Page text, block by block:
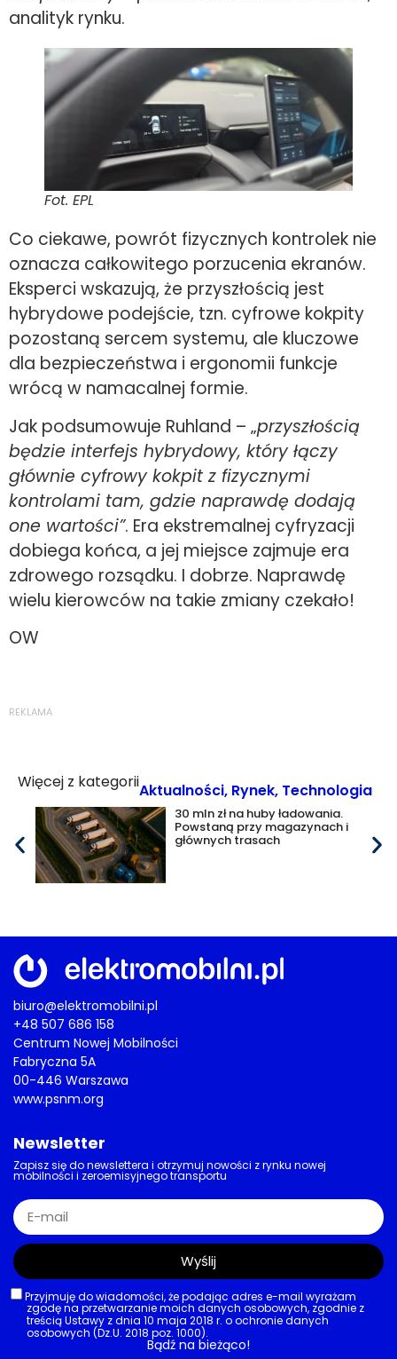
analityk rynku.
Fot. EPL
Co ciekawe, powrót fizycznych kontrolek nie
oznacza całkowitego porzucenia ekranów.
Eksperci wskazują, że przyszłością jest
hybrydowe podejście, tzn. cyfrowe kokpity
pozostaną sercem systemu, ale kluczowe
dla bezpieczeństwa i ergonomii funkcje
wrócą w namacalnej formie.
Jak podsumowuje Ruhland – „przyszłością
będzie interfejs hybrydowy, który łączy
głównie cyfrowy kokpit z fizycznymi
kontrolami tam, gdzie naprawdę dodają
one wartości”. Era ekstremalnej cyfryzacji
dobiega końca, a jej miejsce zajmuje era
zdrowego rozsądku. I dobrze. Naprawdę
wielu kierowców na takie zmiany czekało!
OW
REKLAMA
Więcej z kategoriiAktualności, Rynek, Technologia
30 mln zł na huby ładowania.
Powstaną przy magazynach i
głównych trasach
biuro@elektromobilni.pl
+48 507 686 158
Centrum Nowej Mobilności
Fabryczna 5A
00-446 Warszawa
www.psnm.org
Newsletter
Zapisz się do newslettera i otrzymuj nowości z rynku nowej
mobilności i zeroemisyjnego transportu
Przyjmuję do wiadomości, że podając adres e-mail wyrażam
zgodę na przetwarzanie moich danych osobowych, zgodnie z
treścią Ustawy z dnia 10 maja 2018 r. o ochronie danych
osobowych (Dz.U. 2018 poz. 1000).
Wyślij
Bądź na bieżąco!